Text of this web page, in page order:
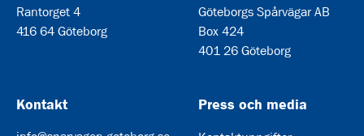
Rantorget 4
416 64 Göteborg
Göteborgs Spårvägar AB
Box 424
401 26 Göteborg
Kontakt Press och media